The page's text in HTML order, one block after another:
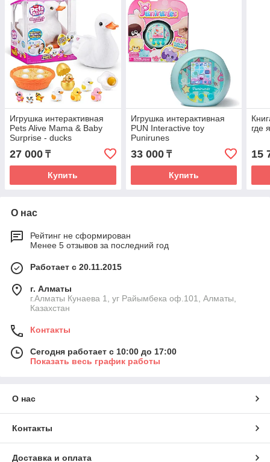
Игрушка интерактивная
Pets Alive Mama & Baby
Surprise - ducks
27 000 ₸
Купить
Игрушка интерактивная
PUN Interactive toy
Punirunes
33 000₸
Купить
где
15
О нас
Рейтинг не сформирован
Менее 5 отзывов за последний год
Работает с 20.11.2015
г. Алматы
г.Алматы Кунаева 1, уг Райымбека оф.101, Алматы,
Казахстан
Контакты
Сегодня работает с 10:00 до 17:00
Показать весь график работы
О нас
Контакты
Доставка и оплата